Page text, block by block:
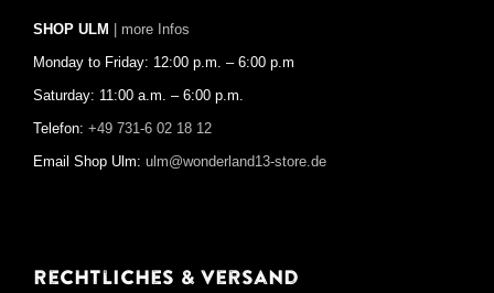
SHOP ULM | more Infos
Monday to Friday: 12:00 p.m. – 6:00 p.m
Saturday: 11:00 a.m. – 6:00 p.m.
Telefon: +49 731-6 02 18 12
Email Shop Ulm: ulm@wonderland13-store.de
Rechtliches & Versand